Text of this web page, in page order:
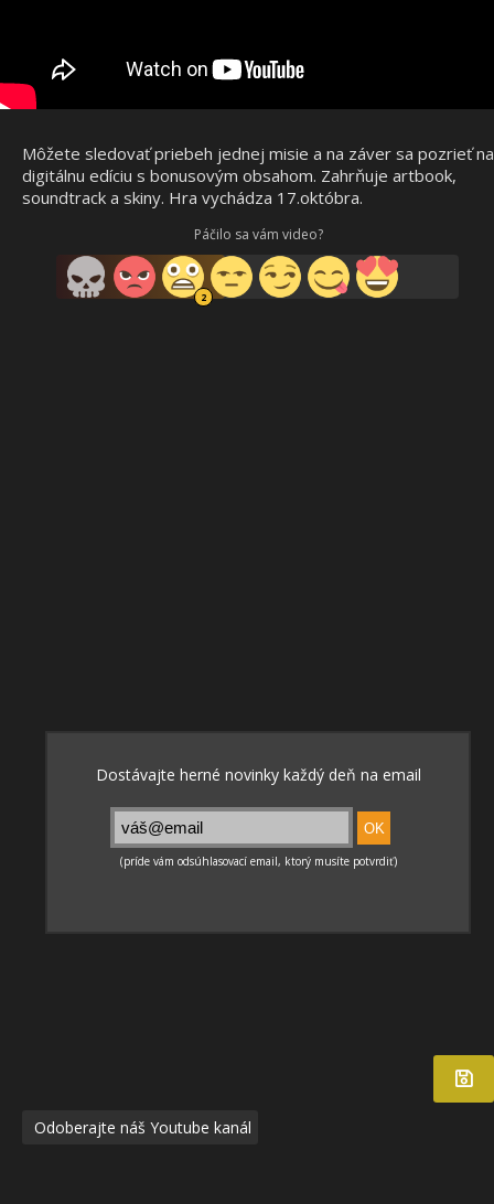
Môžete sledovať priebeh jednej misie a na záver sa pozrieť na
digitálnu edíciu s bonusovým obsahom. Zahrňuje artbook,
soundtrack a skiny. Hra vychádza 17.októbra.
Páčilo sa vám video?
Odoberajte náš Youtube kanál